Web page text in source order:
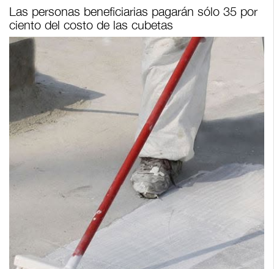
Las personas beneficiarias pagarán sólo 35 por
ciento del costo de las cubetas